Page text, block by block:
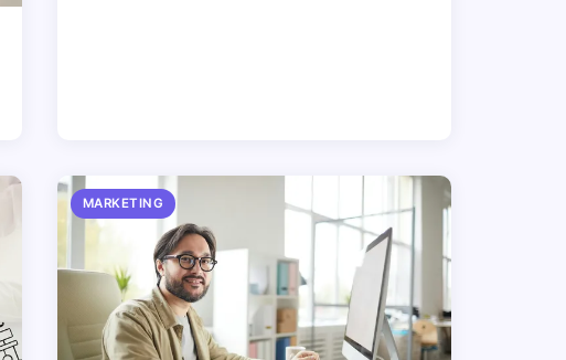
MARKETING